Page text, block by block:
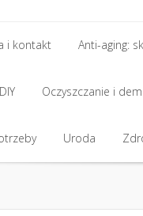
i kontakt
i kontakt
Anti-aging:
Anti-aging:
Oczyszczanie i
Oczyszczanie i
Uroda